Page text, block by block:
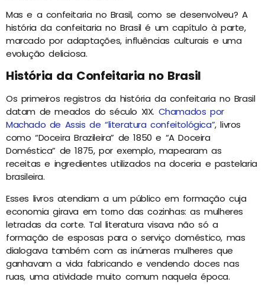
Mas e a confeitaria no Brasil, como se desenvolveu? A
história da confeitaria no Brasil é um capítulo à parte,
marcado por adaptações, influências culturais e uma
evolução deliciosa.
História da Confeitaria no Brasil
Os primeiros registros da história da confeitaria no Brasil
datam de meados do século XIX. Chamados por
Machado de Assis de “literatura confeitológica”, livros
como “Doceira Brazileira” de 1850 e “A Doceira
Doméstica” de 1875, por exemplo, mapearam as
receitas e ingredientes utilizados na doceria e pastelaria
brasileira.
Esses livros atendiam a um público em formação cuja
economia girava em torno das cozinhas: as mulheres
letradas da corte. Tal literatura visava não só a
formação de esposas para o serviço doméstico, mas
dialogava também com as inúmeras mulheres que
ganhavam a vida fabricando e vendendo doces nas
ruas, uma atividade muito comum naquela época.